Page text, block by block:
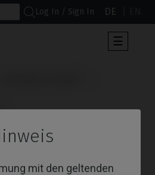
mit den geltenden
Log In / Sign In DE
der
☰